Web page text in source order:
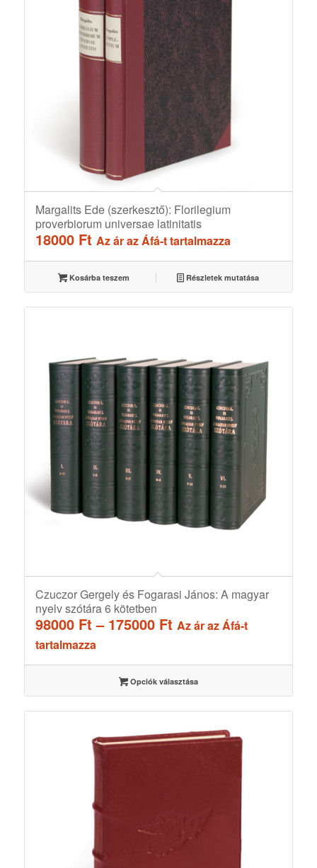
Margalits Ede (szerkesztő): Florilegium
proverbiorum universae latinitatis
18000 Ft Az ár az Áfá-t tartalmazza
Kosárba teszem Részletek mutatása
Czuczor Gergely és Fogarasi János: A magyar
nyelv szótára 6 kötetben
98000 Ft – 175000 FtÁrtartomány:
175000 Ft
Az ár az Áfá-t
tartalmazza
Opciók választása